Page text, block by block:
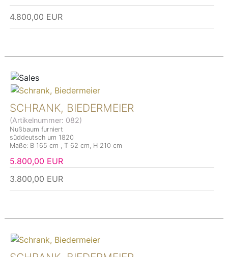
4.800,00 EUR
SCHRANK, BIEDERMEIER
(Artikelnummer: 082)
Nußbaum furniert
süddeutsch um 1820
Maße: B 165 cm , T 62 cm, H 210 cm
5.800,00 EUR
3.800,00 EUR